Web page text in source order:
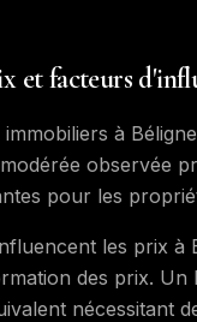
et facteurs
à
observée
pour les
les prix à
des prix.
nécessitant